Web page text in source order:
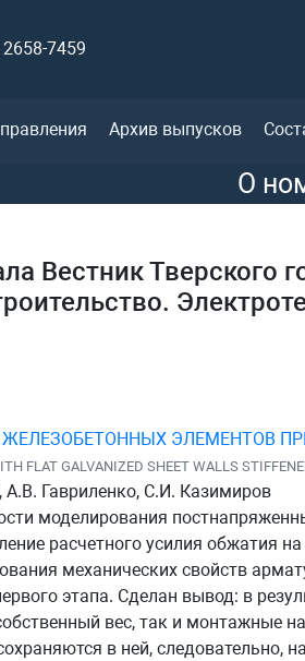
2658-7459
Архив выпусков
О
Вестник Тверского
ЭЛЕМЕНТОВ
FLAT GALVANIZED SHEET WALLS
А.В. Гавриленко, С.И. Казимиров
моделирования
расчетного усилия обжатия
механических свойств
этапа. Сделан вывод: в
вес, так и монтажные
в ней, следовательно,